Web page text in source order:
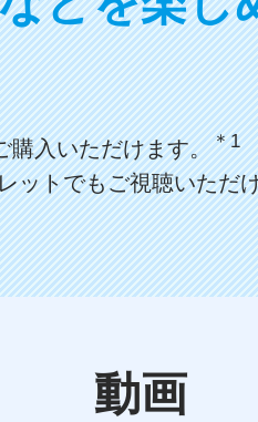
購入いただけます。＊1
ットでもご視聴いただ
動画